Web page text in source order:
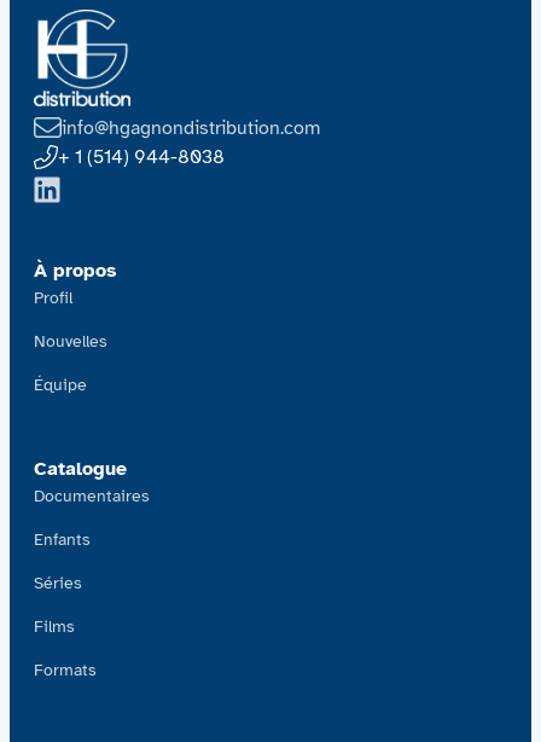
Équipe
Équipe
Catalogue
Acquisitions
info@hgagnondistribution.com
+ 1 (514) 944-8038
À propos
Profil
Nouvelles
Équipe
Catalogue
Documentaires
Enfants
Séries
Films
Formats